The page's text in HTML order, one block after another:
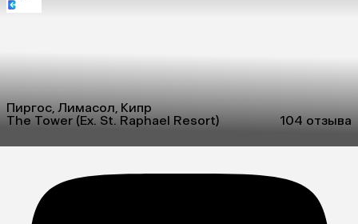
Пиргос, Лимасол, Кипр
The Tower (Ex. St. Raphael Resort)
104 отзыва